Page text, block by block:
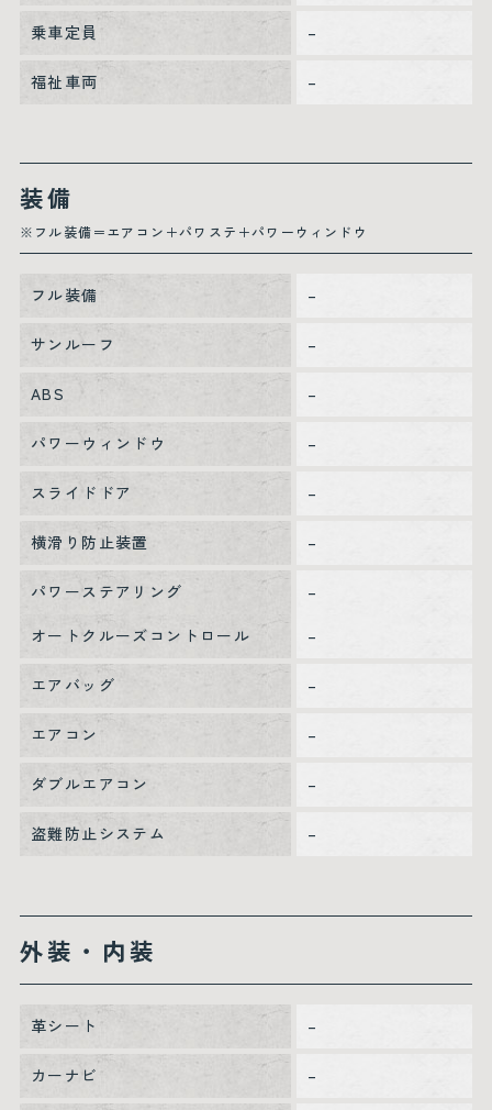
乗車定員 –
福祉車両 –
装備
※フル装備＝エアコン＋パワステ＋パワーウィンドウ
フル装備 –
サンルーフ –
ABS –
パワーウィンドウ –
スライドドア –
横滑り防止装置 –
パワーステアリング
–
オートクルーズコントロール
–
エアバッグ –
エアコン –
ダブルエアコン –
盗難防止システム –
外装・内装
革シート –
カーナビ –